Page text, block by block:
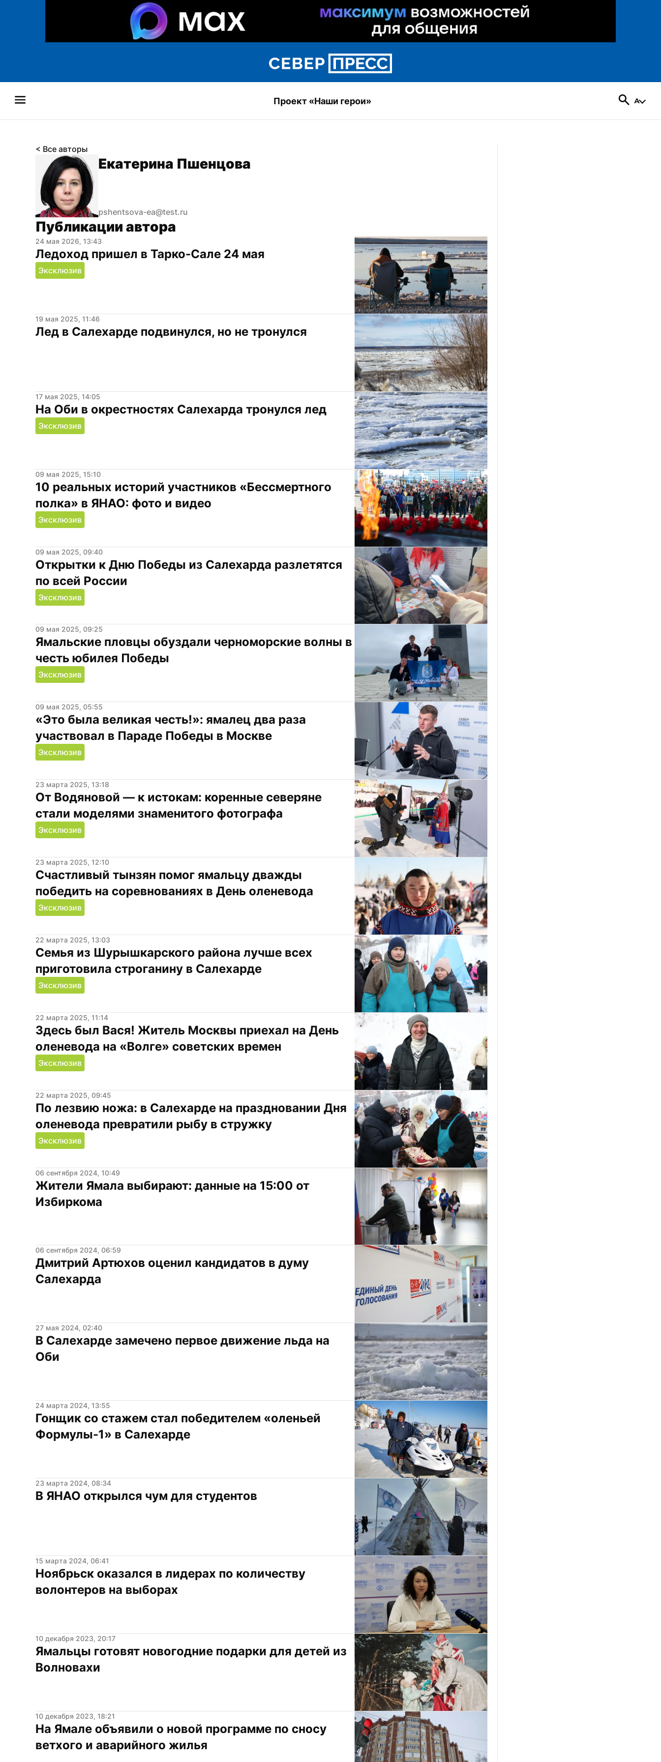
Проект «Наши герои»
< Все авторы
Екатерина Пшенцова
pshentsova-ea@test.ru
Публикации автора
24 мая 2026, 13:43
Ледоход пришел в Тарко-Сале 24 мая
Эксклюзив
19 мая 2025, 11:46
Лед в Салехарде подвинулся, но не тронулся
17 мая 2025, 14:05
На Оби в окрестностях Салехарда тронулся лед
Эксклюзив
09 мая 2025, 15:10
10 реальных историй участников «Бессмертного
полка» в ЯНАО: фото и видео
Эксклюзив
09 мая 2025, 09:40
Открытки к Дню Победы из Салехарда разлетятся
по всей России
Эксклюзив
09 мая 2025, 09:25
Ямальские пловцы обуздали черноморские волны в
честь юбилея Победы
Эксклюзив
09 мая 2025, 05:55
«Это была великая честь!»: ямалец два раза
участвовал в Параде Победы в Москве
Эксклюзив
23 марта 2025, 13:18
От Водяновой — к истокам: коренные северяне
стали моделями знаменитого фотографа
Эксклюзив
23 марта 2025, 12:10
Счастливый тынзян помог ямальцу дважды
победить на соревнованиях в День оленевода
Эксклюзив
22 марта 2025, 13:03
Семья из Шурышкарского района лучше всех
приготовила строганину в Салехарде
Эксклюзив
22 марта 2025, 11:14
Здесь был Вася! Житель Москвы приехал на День
оленевода на «Волге» советских времен
Эксклюзив
22 марта 2025, 09:45
По лезвию ножа: в Салехарде на праздновании Дня
оленевода превратили рыбу в стружку
Эксклюзив
06 сентября 2024, 10:49
Жители Ямала выбирают: данные на 15:00 от
Избиркома
06 сентября 2024, 06:59
Дмитрий Артюхов оценил кандидатов в думу
Салехарда
27 мая 2024, 02:40
В Салехарде замечено первое движение льда на
Оби
24 марта 2024, 13:55
Гонщик со стажем стал победителем «оленьей
Формулы-1» в Салехарде
23 марта 2024, 08:34
В ЯНАО открылся чум для студентов
15 марта 2024, 06:41
Ноябрьск оказался в лидерах по количеству
волонтеров на выборах
10 декабря 2023, 20:17
Ямальцы готовят новогодние подарки для детей из
Волновахи
10 декабря 2023, 18:21
На Ямале объявили о новой программе по сносу
ветхого и аварийного жилья